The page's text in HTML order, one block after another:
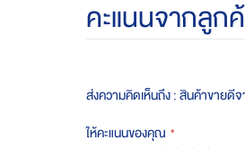
คะแนนจากลูก
ส่งความคิดเห็นถึง : สินค้าขายดี
ให้คะแนนของคุณ